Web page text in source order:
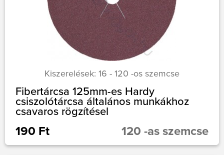
Kiszerelések: 16 - 120 -os szemcse
Fibertárcsa 125mm-es Hardy
csiszolótárcsa általános munkákhoz
csavaros rögzítésel
190 Ft 120 -as szemcse